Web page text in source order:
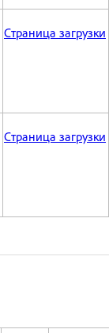
Страница загрузки
Страница загрузки